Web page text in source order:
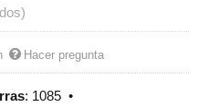
Hacer pregunta
: 1085 •